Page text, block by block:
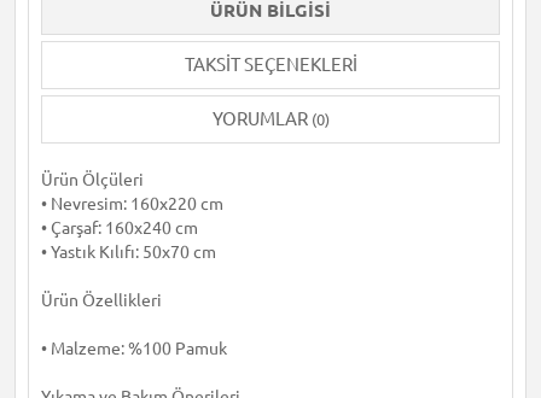
ÜRÜN BILGISI
TAKSIT SEÇENEKLERI
YORUMLAR (0)
Ürün Ölçüleri
• Nevresim: 160x220 cm
• Çarşaf: 160x240 cm
• Yastık Kılıfı: 50x70 cm
Ürün Özellikleri
• Malzeme: %100 Pamuk